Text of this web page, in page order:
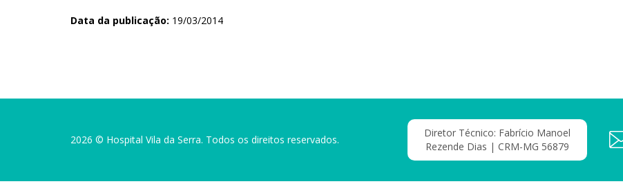
Data da publicação: 19/03/2014
2026 © Hospital Vila da Serra. Todos os direitos reservados.
Diretor Técnico: Fabrício Manoel
Rezende Dias | CRM-MG 56879